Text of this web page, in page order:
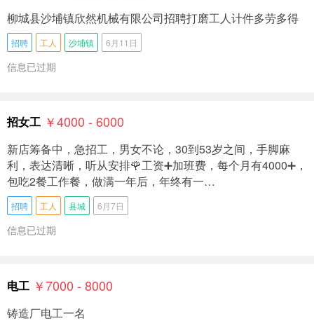
柳城县沙埔镇欣然机械有限公司招聘打磨工人计件多劳多得
招聘 工人 沙埔镇 6月11日
信息已过期
招女工 ￥4000 - 6000
新店筹备中，急招工，男女不论，30到53岁之间，手脚麻
利，表达清晰，听从安排🌹工资➕加班费，每个月有4000➕，
包吃2餐工作餐，做满一年后，年终有一…
招聘 工人 县城 6月7日
信息已过期
电工 ￥7000 - 8000
铸造厂电工一名